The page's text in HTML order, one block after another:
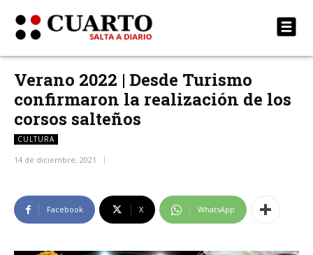
Verano 2022 | Desde Turismo
confirmaron la realización de los
corsos salteños
CULTURA
14 de diciembre, 2021
Facebook X WhatsApp